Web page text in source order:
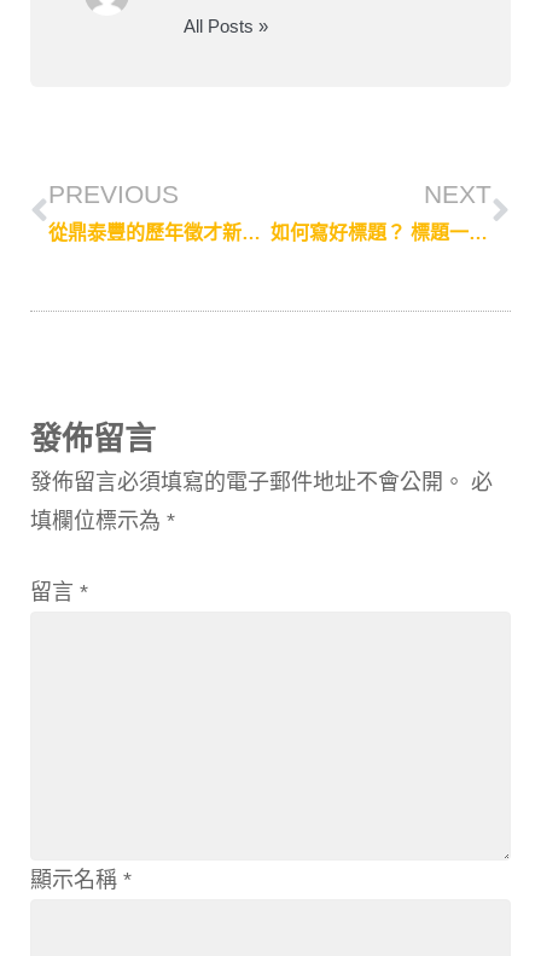
All Posts »
PREVIOUS
從鼎泰豐的歷年徵才新聞，看「發新聞的節奏」
NEXT
如何寫好標題？ 標題一定要殺人？掌握四原則，寫出有良心又吸睛的好標題
發佈留言
發佈留言必須填寫的電子郵件地址不會公開。 必
填欄位標示為 *
留言 *
顯示名稱 *